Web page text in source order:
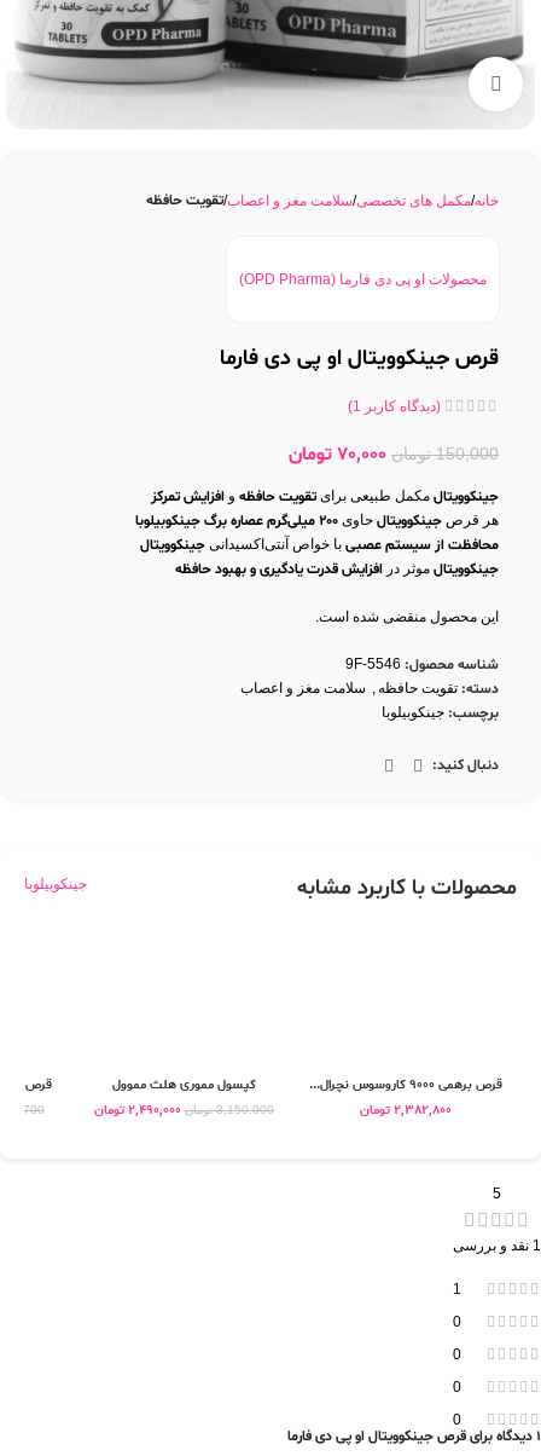
بزرگنمایی تصویر
خانه مکمل های تخصصی سلامت مغز و اعصاب تقویت حافظه
محصولات او پی دی فارما (OPD Pharma)
قرص جینکوویتال او پی دی فارما
(دیدگاه کاربر 1
)
150,000 تومان 70,000تومان
جینکوویتال مکمل طبیعی برای تقویت حافظه و افزایش تمرکز
هر قرص جینکوویتال حاوی 200 میلی‌گرم عصاره برگ جینکوبیلوبا
محافظت از سیستم عصبی با خواص آنتی‌اکسیدانی جینکوویتال
جینکوویتال موثر در افزایش قدرت یادگیری و بهبود حافظه
این محصول منقضی شده است.
شناسه محصول: 9F-5546
دسته: تقویت حافظه, سلامت مغز و اعصاب
برچسب: جینکوبیلوبا
دنبال کنید:
محصولات با کاربرد مشابه جینکوبیلوبا
قرص برهمی 9000 کاروسوس نچرال...
2,382,800 تومان
کپسول مموری هلث مموول
3,150,000 تومان 2,490,000 تومان
قرص
5
1 نقد و بررسی
1
0
0
0
0
1 دیدگاه برای قرص جینکوویتال او پی دی فارما